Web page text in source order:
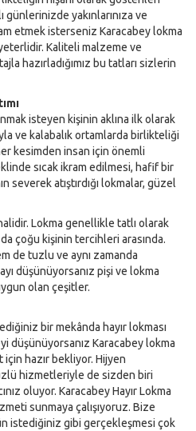
yakınlarınıza ve
etmek isterseniz Karacabey lokma
Kaliteli malzeme ve
hazırladığımız bu tatları sizlerin
isteyen kişinin aklına ilk olarak
ve kalabalık ortamlarda birlikteliği
kesimden insan için önemli
sıcak ikram edilmesi, hafif bir
severek atıştırdığı lokmalar, güzel
Lokma genellikle tatlı olarak
çoğu kişinin tercihleri arasında.
de tuzlu ve aynı zamanda
düşünüyorsanız pişi ve lokma
olan çeşitler.
bir mekânda hayır lokması
düşünüyorsanız Karacabey lokma
hazır bekliyor. Hijyen
hizmetleriyle de sizden biri
oluyor. Karacabey Hayır Lokma
sunmaya çalışıyoruz. Bize
istediğiniz gibi gerçekleşmesi çok